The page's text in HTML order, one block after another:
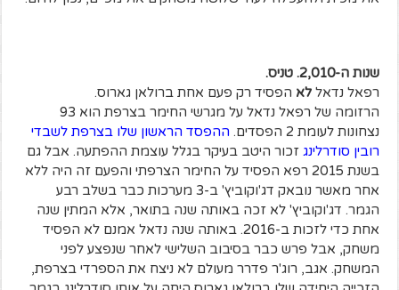
שנות ה-2,010. טניס.
רפאל נדאללא הפסיד רק פעם אחת ברולאן גארוס.
הרזומה של רפאל נדאל על מגרשי החימר בצרפת הוא 93
נצחונות לעומת 2 הפסדים.
ההפסד הראשון שלו בצרפת לשבדי
רובין סודרלינג זכור היטב בעיקר בגלל עוצמת ההפתעה. אבל גם
בשנת 2015 רפא הפסיד על החימר הצרפתי והפעם זה היה ללא
אחר מאשר נובאק דג'וקוביץ' ב-3 מערכות כבר בשלב רבע
הגמר. דג'וקוביץ' לא זכה באותה שנה בתואר, אלא המתין שנה
אחת כדי לזכות ב-2016. באותה שנה נדאל אמנם לא הפסיד
משחק, אבל פרש כבר בסיבוב השלישי לאחר שנפצע לפני
המשחק. אגב, רוג'ר פדרר מעולם לא ניצח את הספרדי בצרפת,